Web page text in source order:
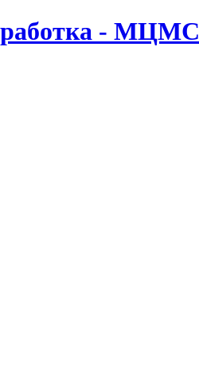
- МЦМС